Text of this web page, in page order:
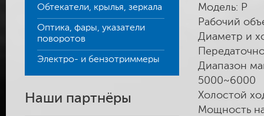
Обтекатели, крылья, зеркала
Оптика, фары, указатели
поворотов
Электро- и бензотриммеры
Наши партнёры
Модель: P
Рабочий
Диаметр и
Диапазон
5000~6000
Холостой
Мощность на